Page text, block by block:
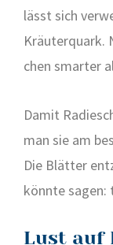
lässt sich
Kräu­ter­quark.
chen smar­ter
Damit
man sie am
Die Blät­ter
könn­te sagen:
Lust auf